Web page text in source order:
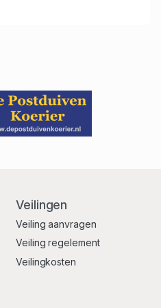
Veilingen
Veiling aanvragen
Veiling regelement
Veilingkosten